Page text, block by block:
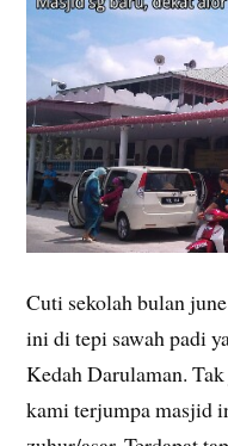
Cuti sekolah bulan
ini di tepi sawah padi
Kedah Darulaman.
kami terjumpa masjid